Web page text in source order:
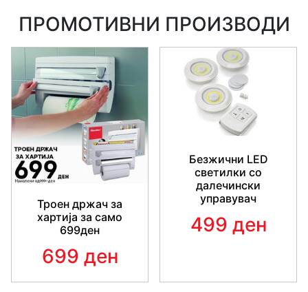
ПРОМОТИВНИ ПРОИЗВОДИ
Троен држач за
хартија за само
699ден
699 ден
Безжични LED
светилки со
далечински
управувач
499 ден